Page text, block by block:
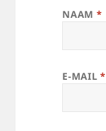
NAAM *
E-MAIL *